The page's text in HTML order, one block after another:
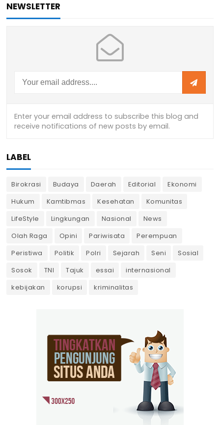
NEWSLETTER
LABEL
Birokrasi Budaya Daerah Editorial
Ekonomi
Hukum
Kamtibmas Kesehatan
Komunitas
LifeStyle
Lingkungan Nasional
News
Olah Raga
Opini Pariwisata
Perempuan
Peristiwa
Politik Polri Sejarah Seni
Sosial
Sosok
TNI Tajuk essai
internasional
kebijakan
korupsi kriminalitas